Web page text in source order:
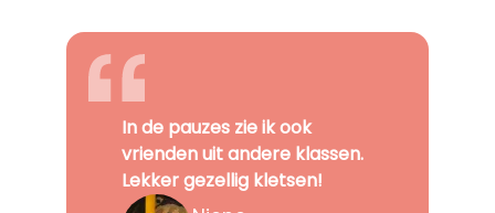
In de pauzes zie ik ook
vrienden uit andere klassen.
Lekker gezellig kletsen!